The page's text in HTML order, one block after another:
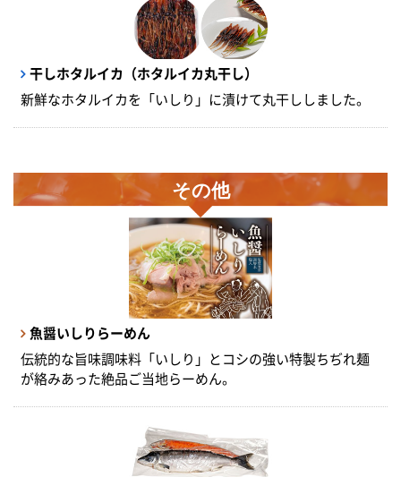
干しホタルイカ（ホタルイカ丸干し）
新鮮なホタルイカを「いしり」に漬けて丸干ししました。
その他
魚醤いしりらーめん
伝統的な旨味調味料「いしり」とコシの強い特製ちぢれ麺
が絡みあった絶品ご当地らーめん。